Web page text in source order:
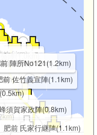
須賀家政陣(0.8km)
(1.0km)
陣(1.0km)
親正陣(1.0km)
肥前 氏家行継陣(1.1km)
前 佐竹義宣陣(1.1km)
陣所No121(1.2km)